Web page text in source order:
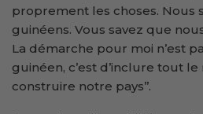
proprement les choses. Nous
guinéens. Vous savez que
La démarche pour moi n’est
guinéen, c’est d’inclure tout
construire notre pays’’.